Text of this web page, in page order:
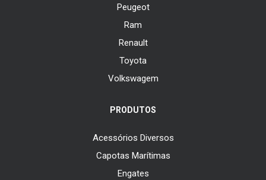
Peugeot
Ram
Renault
Toyota
Volkswagem
PRODUTOS
Acessórios Diversos
Capotas Marítimas
Engates